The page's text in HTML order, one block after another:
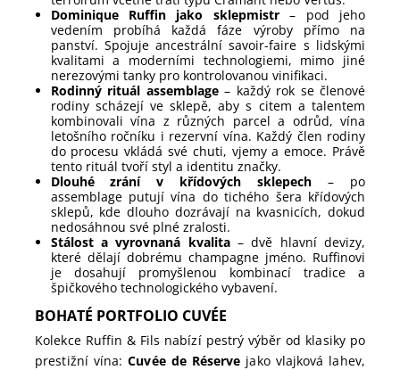
Dominique Ruffin jako sklepmistr– pod jeho
vedením probíhá každá fáze výroby přímo na
panství. Spojuje ancestrální savoir-faire s lidskými
kvalitami a moderními technologiemi, mimo jiné
nerezovými tanky pro kontrolovanou vinifikaci.
Rodinný rituál assemblage– každý rok se členové
rodiny scházejí ve sklepě, aby s citem a talentem
kombinovali vína z různých parcel a odrůd, vína
letošního ročníku i rezervní vína. Každý člen rodiny
do procesu vkládá své chuti, vjemy a emoce. Právě
tento rituál tvoří styl a identitu značky.
Dlouhé zrání v křídových sklepech – po
assemblage putují vína do tichého šera křídových
sklepů, kde dlouho dozrávají na kvasnicích, dokud
nedosáhnou své plné zralosti.
Stálost a vyrovnaná kvalita– dvě hlavní devizy,
které dělají dobrému champagne jméno. Ruffinovi
je dosahují promyšlenou kombinací tradice a
špičkového technologického vybavení.
BOHATÉ PORTFOLIO CUVÉE
Kolekce Ruffin & Fils nabízí pestrý výběr od klasiky po
prestižní vína:Cuvée de Réserve jako vlajková lahev,